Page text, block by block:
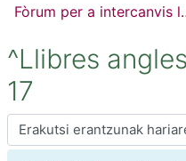
Fòrum
^Llibres
17
Erakusteko modua